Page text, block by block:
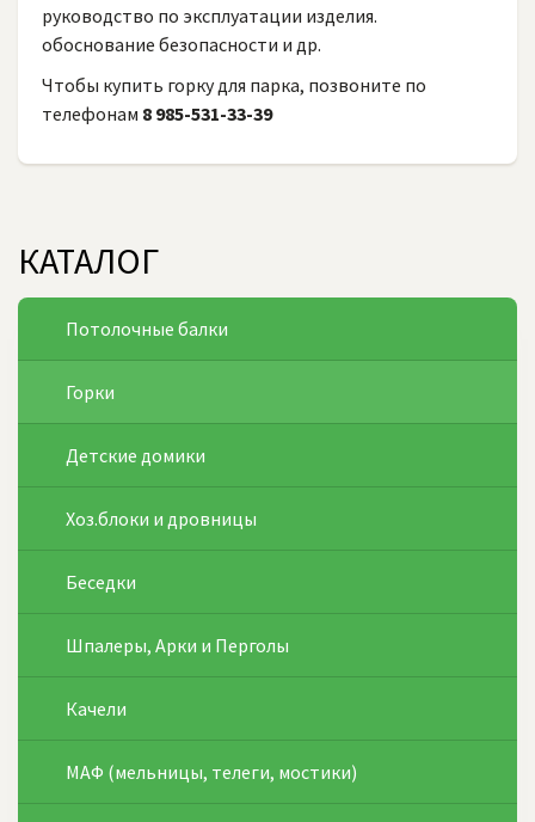
руководство по эксплуатации изделия.
обоснование безопасности и др.
Чтобы купить горку для парка, позвоните по
телефонам 8 985-531-33-39
КАТАЛОГ
Потолочные балки
Горки
Детские домики
Хоз.блоки и дровницы
Беседки
Шпалеры, Арки и Перголы
Качели
МАФ (мельницы, телеги, мостики)